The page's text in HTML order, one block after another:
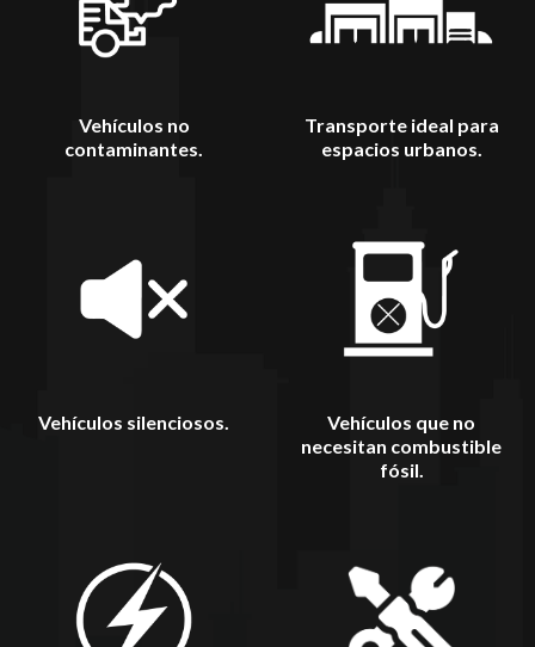
Vehículos no
contaminantes.
Transporte ideal para
espacios urbanos.
Vehículos silenciosos.
Vehículos que no
necesitan combustible
fósil.